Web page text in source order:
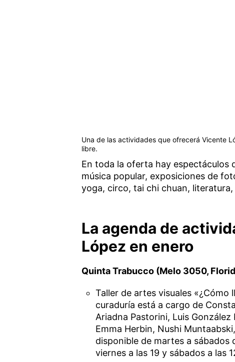
Una de las actividades que ofrecerá Vicente
libre.
En toda la oferta hay espectáculos
música popular, exposiciones de
yoga, circo, tai chi chuan,
La agenda de
López en enero
Quinta Trabucco (Melo 3050,
Taller de artes visuales «¿Cómo
curaduría está a cargo de
Ariadna Pastorini, Luis
Emma Herbin, Nushi
disponible de martes a sábados
viernes a las 19 y sábados a las